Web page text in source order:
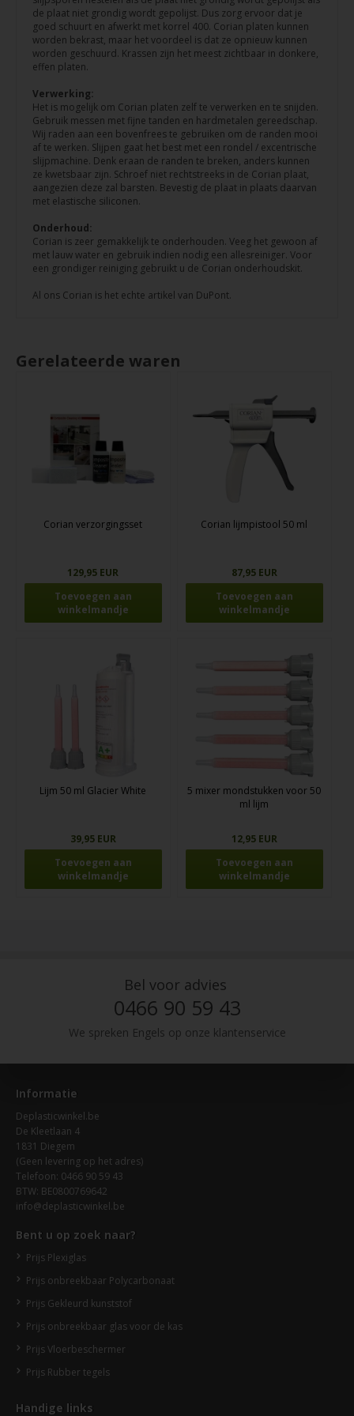
de plaat niet grondig wordt gepolijst. Dus zorg ervoor dat je
goed schuurt en afwerkt met korrel 400. Corian platen kunnen
worden bekrast, maar het voordeel is dat ze opnieuw kunnen
worden geschuurd. Krassen zijn het meest zichtbaar in donkere,
effen platen.
Verwerking:
Het is mogelijk om Corian platen zelf te verwerken en te snijden.
Gebruik messen met fijne tanden en hardmetalen gereedschap.
Wij raden aan een bovenfrees te gebruiken om de randen mooi
af te werken. Slijpen gaat het best met een rondel / excentrische
slijpmachine. Denk eraan de randen te breken, anders kunnen
ze kwetsbaar zijn. Schroef niet rechtstreeks in de Corian plaat,
aangezien deze zal barsten. Bevestig de plaat in plaats daarvan
met elastische siliconen.
Onderhoud:
Corian is zeer gemakkelijk te onderhouden. Veeg het gewoon af
met lauw water en gebruik indien nodig een allesreiniger. Voor
een grondiger reiniging gebruikt u de Corian onderhoudskit.
Al ons Corian is het echte artikel van DuPont.
Gerelateerde waren
Corian verzorgingsset
129,95 EUR
Corian lijmpistool 50 ml
87,95 EUR
Lijm 50 ml Glacier White
39,95 EUR
5 mixer mondstukken voor 50
ml lijm
12,95 EUR
Bel voor advies
0466 90 59 43
We spreken Engels op onze klantenservice
Informatie
Deplasticwinkel.be
De Kleetlaan 4
1831 Diegem
(Geen levering op het adres)
Telefoon: 0466 90 59 43
BTW: BE0800769642
info@deplasticwinkel.be
Bent u op zoek naar?
Prijs Plexiglas
Prijs onbreekbaar Polycarbonaat
Prijs Gekleurd kunststof
Prijs onbreekbaar glas voor de kas
Prijs Vloerbeschermer
Prijs Rubber tegels
Handige links